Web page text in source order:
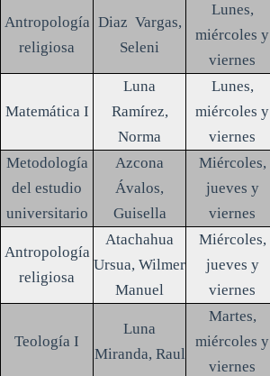
Antropología
religiosa
Diaz Vargas,
Seleni
Lunes,
miércoles y
viernes
Matemática I
Luna
Ramírez,
Norma
Lunes,
miércoles y
viernes
Metodología
del estudio
universitario
Azcona
Ávalos,
Guisella
Miércoles,
jueves y
viernes
Antropología
religiosa
Atachahua
Ursua, Wilmer
Manuel
Miércoles,
jueves y
viernes
Teología I
Luna
Miranda, Raul
Martes,
miércoles y
viernes